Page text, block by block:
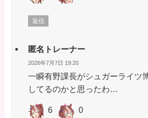
返信
匿名トレーナー
2026年7月7日 19:20
一瞬有野課長がシュガーライツ
してるのかと思ったわ…
6 0